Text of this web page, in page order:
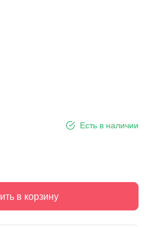
Есть в наличии
в корзину